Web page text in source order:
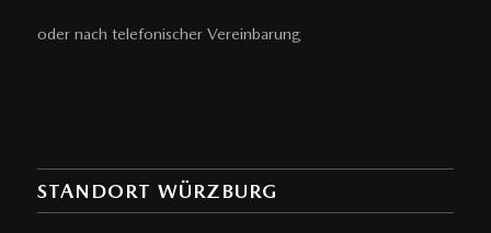
oder nach telefonischer Vereinbarung
STANDORT WÜRZBURG